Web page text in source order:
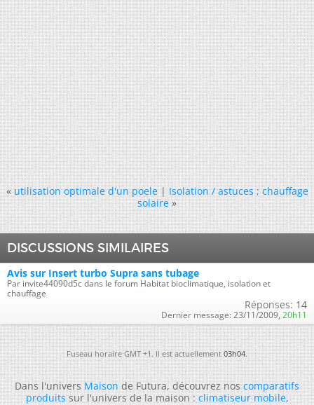
« utilisation optimale d'un poele|Isolation / astuces ; chauffage
solaire »
DISCUSSIONS SIMILAIRES
Avis sur Insert turbo Supra sans tubage
Par invite44090d5c dans le forum Habitat bioclimatique, isolation et
chauffage
Réponses: 14
Dernier message: 23/11/2009, 20h11
Fuseau horaire GMT +1. Il est actuellement03h04.
Dans l'universMaisonde Futura, découvrez noscomparatifs
produitssur l'univers de la maison :climatiseur mobile,